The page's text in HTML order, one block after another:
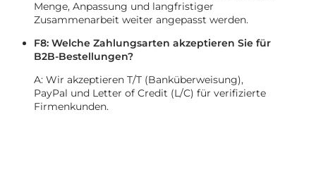
Menge, Anpassung und langfristiger
Zusammenarbeit weiter angepasst werden.
F8: Welche Zahlungsarten akzeptieren Sie für
B2B-Bestellungen?
A: Wir akzeptieren T/T (Banküberweisung),
PayPal und Letter of Credit (L/C) für verifizierte
Firmenkunden.